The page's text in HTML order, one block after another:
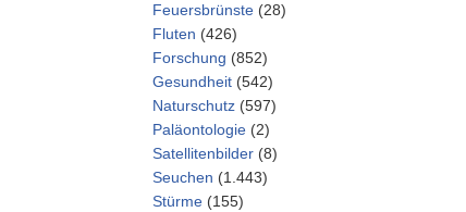
Feuersbrünste (28)
Fluten (426)
Forschung (852)
Gesundheit (542)
Naturschutz (597)
Paläontologie (2)
Satellitenbilder (8)
Seuchen (1.443)
Stürme (155)